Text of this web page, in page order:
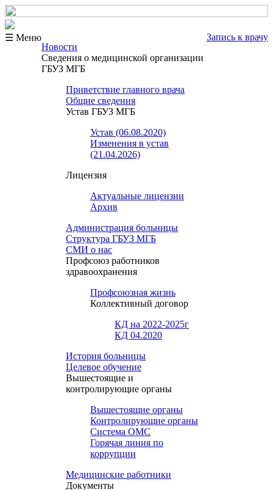
☰ Меню
Запись к врачу
Новости
Сведения о медицинской организации
ГБУЗ МГБ
Приветствие главного врача
Общие сведения
Устав ГБУЗ МГБ
Устав (06.08.2020)
Изменения в устав
(21.04.2026)
Лицензия
Актуальные лицензии
Архив
Администрация больницы
Структура ГБУЗ МГБ
СМИ о нас
Профсоюз работников
здравоохранения
Профсоюзная жизнь
Коллективный договор
КД на 2022-2025г
КД 04.2020
История больницы
Целевое обучение
Вышестоящие и
контролирующие органы
Вышестоящие органы
Контролирующие органы
Система ОМС
Горячая линия по
коррупции
Медицинские работники
Документы